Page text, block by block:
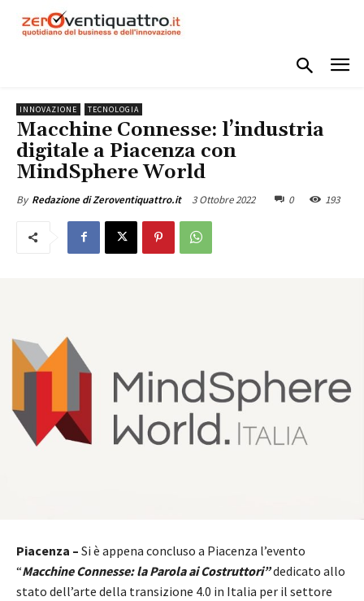
INNOVAZIONE TECNOLOGIA
Macchine Connesse: l’industria
digitale a Piacenza con
MindSphere World
By Redazione di Zeroventiquattro.it 3 Ottobre 2022 0 193
Piacenza – Si è appena concluso a Piacenza l’evento
“Macchine Connesse: la Parola ai Costruttori”dedicato allo
stato dell’arte della transizione 4.0 in Italia per il settore